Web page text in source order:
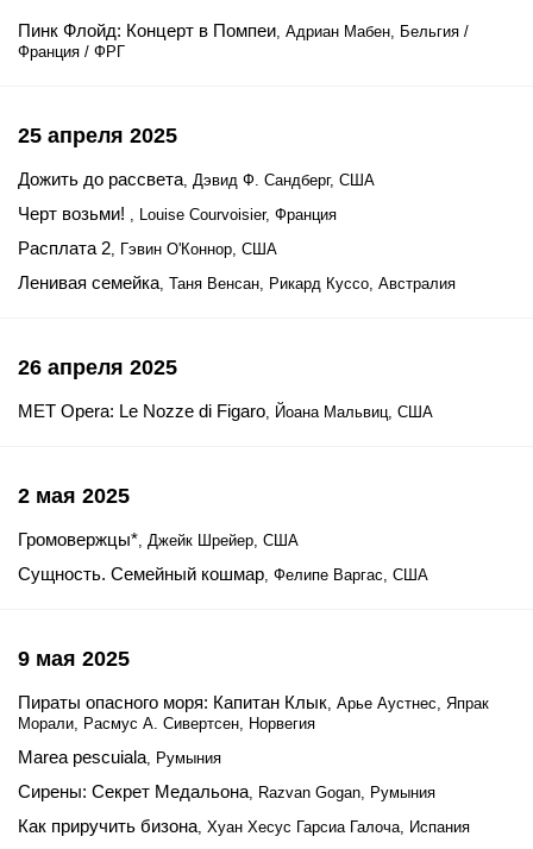
Пинк Флойд: Концерт в Помпеи, Адриан Мабен, Бельгия /
Франция / ФРГ
25 апреля 2025
Дожить до рассвета, Дэвид Ф. Сандберг, США
Черт возьми! , Louise Courvoisier, Франция
Расплата 2, Гэвин О'Коннор, США
Ленивая семейка, Таня Венсан, Рикард Куссо, Австралия
26 апреля 2025
MET Opera: Le Nozze di Figaro, Йоана Мальвиц, США
2 мая 2025
Громовержцы*, Джейк Шрейер, США
Сущность. Семейный кошмар, Фелипе Варгас, США
9 мая 2025
Пираты опасного моря: Капитан Клык, Арье Аустнес, Япрак
Морали, Расмус А. Сивертсен, Норвегия
Marea pescuiala, Румыния
Сирены: Секрет Медальона, Razvan Gogan, Румыния
Как приручить бизона, Хуан Хесус Гарсиа Галоча, Испания